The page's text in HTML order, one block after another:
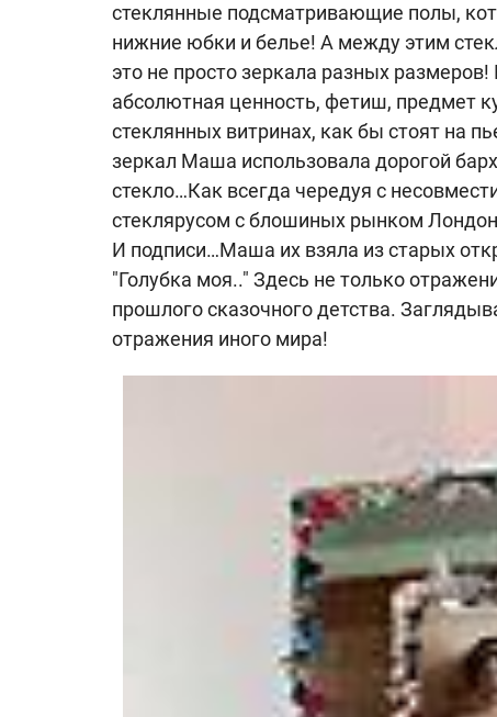
стеклянные подсматривающие полы,
нижние юбки и белье! А между этим
это не просто зеркала разных
абсолютная ценность, фетиш, предмет
стеклянных витринах, как бы стоят на
зеркал Маша использовала дорогой
стекло…Как всегда чередуя с
стеклярусом с блошиных рынком
И подписи…Маша их взяла из старых
"Голубка моя.." Здесь не только
прошлого сказочного детства.
отражения иного мира!